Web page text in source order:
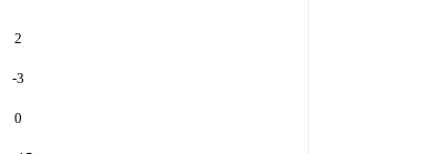
2
-3
0